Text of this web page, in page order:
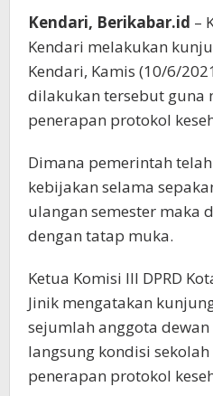
Kendari, Berikabar.id –
Kendari melakukan
Kendari, Kamis (10/6/
dilakukan tersebut guna
penerapan protokol
Dimana pemerintah
kebijakan selama
ulangan semester maka
dengan tatap muka.
Ketua Komisi III DPRD
Jinik mengatakan
sejumlah anggota
langsung kondisi
penerapan protokol